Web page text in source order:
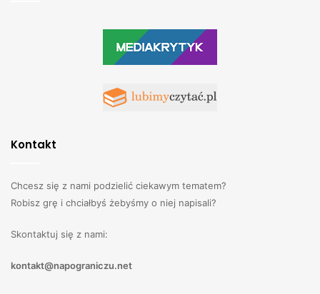
Kontakt
Chcesz się z nami podzielić ciekawym tematem?
Robisz grę i chciałbyś żebyśmy o niej napisali?
Skontaktuj się z nami:
kontakt@napograniczu.net